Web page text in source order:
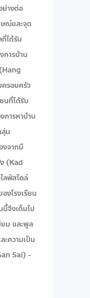
ย่างต่อ
ษณ์และจุด
ได้รับ
การบ้าน
รอบครัว
นที่ได้รับ
ารหาบ้าน
ลุ่ม
งจากมี
(Kad
ลฟ์สไตล์
งโรงเรียน
จึงเต็มไป
ม และพูล
ะความเป็น
Sai) -